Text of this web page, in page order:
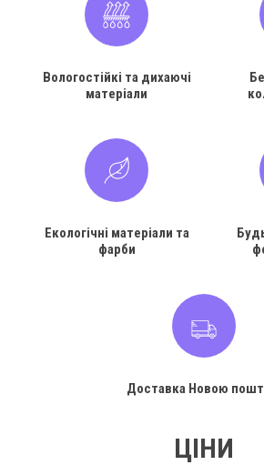
Вологостійкі та дихаючі
матеріали
Екологічні матеріали та
фарби
Доставка Новою
ЦІНИ